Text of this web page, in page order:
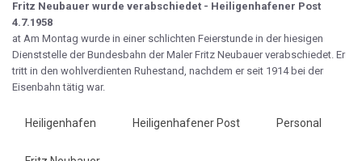
Fritz Neubauer wurde verabschiedet - Heiligenhafener Post
4.7.1958
at Am Montag wurde in einer schlichten Feierstunde in der hiesigen
Dienststelle der Bundesbahn der Maler Fritz Neu­bauer verabschiedet. Er
tritt in den wohl­verdienten Ruhestand, nachdem er seit 1914 bei der
Eisenbahn tätig war.
Heiligenhafen Heiligenhafener Post Personal